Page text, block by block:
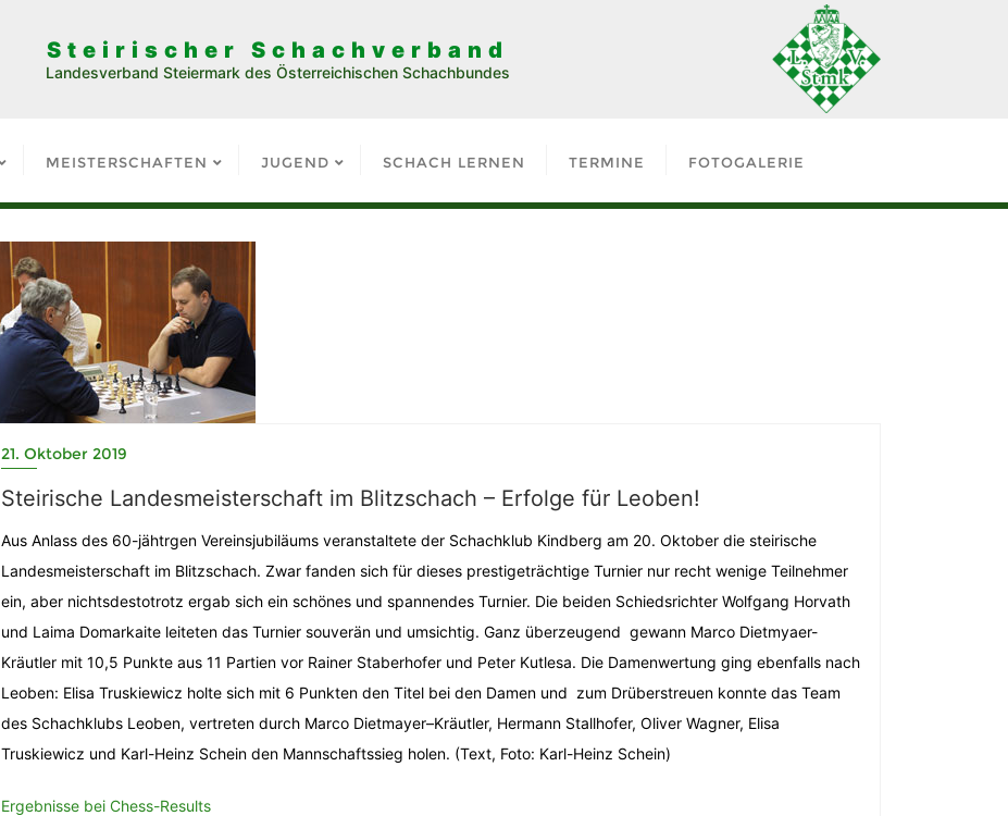
Steirischer Schachverband
Landesverband Steiermark des Österreichischen Schachbundes
MEISTERSCHAFTEN JUGEND SCHACH LERNEN TERMINE FOTOGALERIE
21. Oktober 2019
Steirische Landesmeisterschaft im Blitzschach – Erfolge für Leoben!
Aus Anlass des 60-jähtrgen Vereinsjubiläums veranstaltete der Schachklub Kindberg am 20. Oktober die steirische
Landesmeisterschaft im Blitzschach. Zwar fanden sich für dieses prestigeträchtige Turnier nur recht wenige Teilnehmer
ein, aber nichtsdestotrotz ergab sich ein schönes und spannendes Turnier. Die beiden Schiedsrichter Wolfgang Horvath
und Laima Domarkaite leiteten das Turnier souverän und umsichtig. Ganz überzeugend gewann Marco Dietmyaer-
Kräutler mit 10,5 Punkte aus 11 Partien vor Rainer Staberhofer und Peter Kutlesa. Die Damenwertung ging ebenfalls nach
Leoben: Elisa Truskiewicz holte sich mit 6 Punkten den Titel bei den Damen und zum Drüberstreuen konnte das Team
des Schachklubs Leoben, vertreten durch Marco Dietmayer–Kräutler, Hermann Stallhofer, Oliver Wagner, Elisa
Truskiewicz und Karl-Heinz Schein den Mannschaftssieg holen. (Text, Foto: Karl-Heinz Schein)
Ergebnisse bei Chess-Results